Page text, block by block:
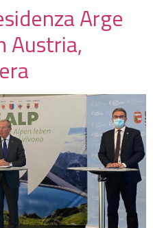
Arge
Austria,